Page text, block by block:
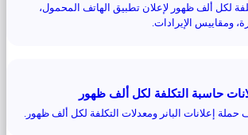
لكل ألف ظهور لإعلان تطبيق الهاتف المحمول،
ومقاييس الإيرادات.
حاسبة التكلفة لكل ألف ظهور
حملة إعلانات البانر ومعدلات التكلفة لكل ألف ظهور.